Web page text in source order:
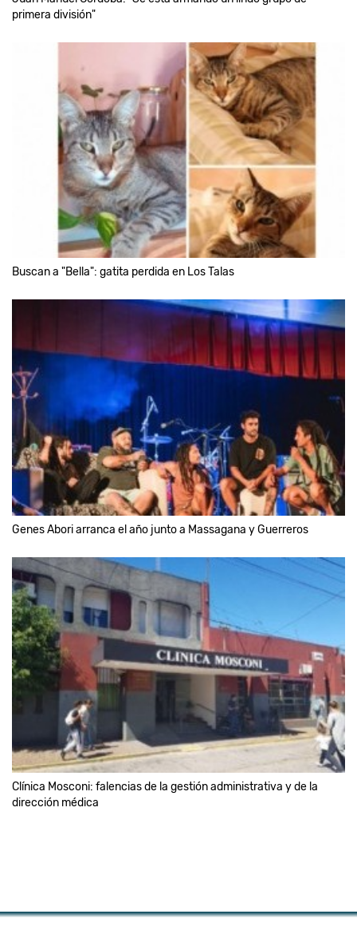
primera división"
Buscan a "Bella": gatita perdida en Los Talas
Genes Abori arranca el año junto a Massagana y Guerreros
Clínica Mosconi: falencias de la gestión administrativa y de la
dirección médica